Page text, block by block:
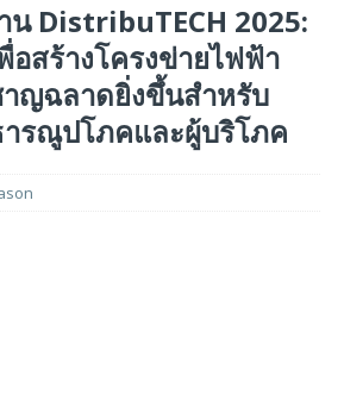
น DistribuTECH 2025:
อสร้างโครงข่ายไฟฟ้า
ญฉลาดยิ่งขึ้นสำหรับ
รณูปโภคและผู้บริโภค